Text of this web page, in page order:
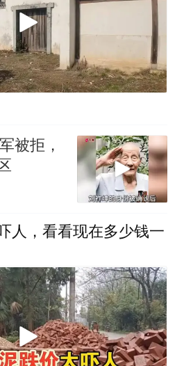
被拒，
人，看看现在多少钱一